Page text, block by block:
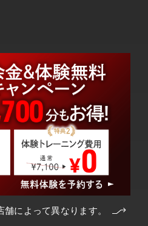
によって異なります。